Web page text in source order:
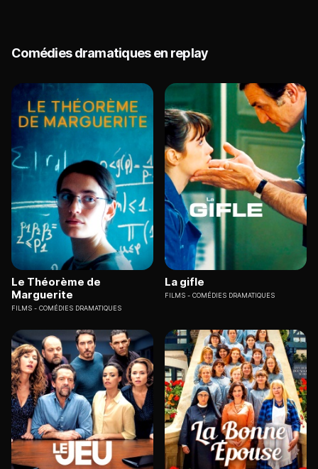
Comédies dramatiques en replay
Le Théorème de
Marguerite
FILMS COMÉDIES DRAMATIQUES
La gifle
FILMS COMÉDIES DRAMATIQUES